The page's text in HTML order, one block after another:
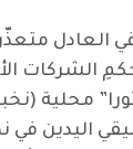
العادل
الشركات
محلية
اليدين في